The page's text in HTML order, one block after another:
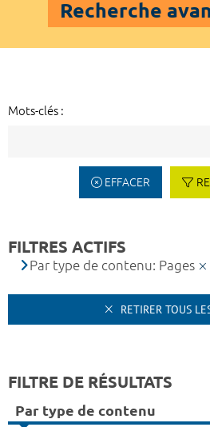
Recherche
Mots-clés :
EFFACER
FILTRES ACTIFS
Par type de contenu: Pages
RETIRER TOUS
FILTRE DE RÉSULTATS
Par type de contenu